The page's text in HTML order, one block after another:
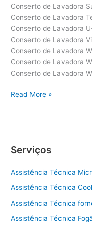
Conserto de Lavadora
Conserto de Lavadora
Conserto de Lavadora
Conserto de Lavadora
Conserto de Lavadora
Conserto de Lavadora
Conserto de Lavadora
Conserto
Read More »
Serviços
Assistência Técnica
Assistência Técnica
Assistência Técnica
Assistência Técnica